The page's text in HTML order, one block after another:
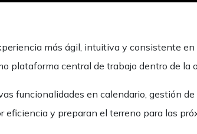
más ágil, intuitiva y consistente
plataforma central de trabajo dentro de la
funcionalidades en calendario, gestión
y preparan el terreno para las